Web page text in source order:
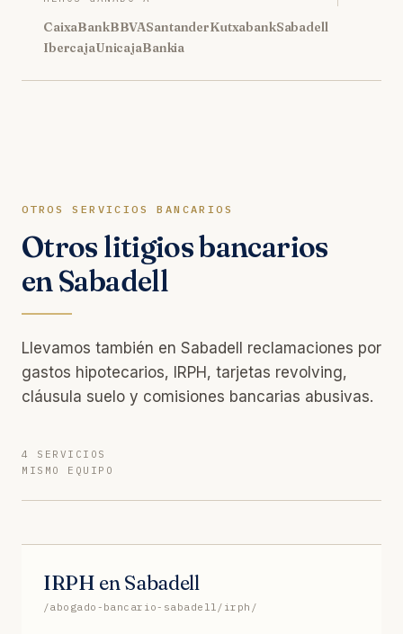
CaixaBankBBVASantanderKutxabankSabadell
IbercajaUnicajaBankia
OTROS SERVICIOS BANCARIOS
Otros litigios bancarios
en Sabadell
Llevamos también en Sabadell reclamaciones por
gastos hipotecarios, IRPH, tarjetas revolving,
cláusula suelo y comisiones bancarias abusivas.
4 SERVICIOS
MISMO EQUIPO
IRPH en Sabadell
/abogado-bancario-sabadell/irph/